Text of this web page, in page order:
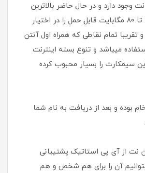
نت وجود دارد و در حال حاضر بالاترین
سرعت اینترنت 1 تا 80 مگابایت قابل حمل را در اختیار
تقریبا تمام نقاطی که همراه اول آنتن
میباشد و تنوع بسته اینترنت
سیمکارت را بسیار محبوب کرده
بوده و بعد از دریافت به نام شما
نت از آی پی استاتیک پشتیبانی
آن را برای هم شخص و هم